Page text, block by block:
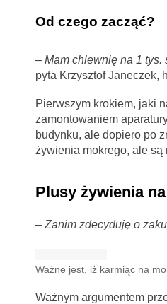
Od czego zacząć?
– Mam chlewnię na 1 tys.
pyta Krzysztof Janeczek,
Pierwszym krokiem, jaki
zamontowaniem
budynku, ale dopiero po
żywienia mokrego, ale są
Plusy żywienia
– Zanim zdecyduję o
Ważne jest, iż karmiąc na
Ważnym argumentem